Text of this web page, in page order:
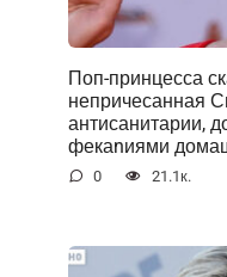
Поп-принцесса
непричесанная
антисанитарии,
фекаnиями
0 21.1к.